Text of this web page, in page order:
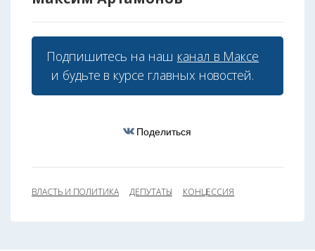
Подпишитесь на наш канал в Максе
и будьте в курсе главных новостей.
Поделиться
ВЛАСТЬ И ПОЛИТИКА ДЕПУТАТЫ КОНЦЕССИЯ